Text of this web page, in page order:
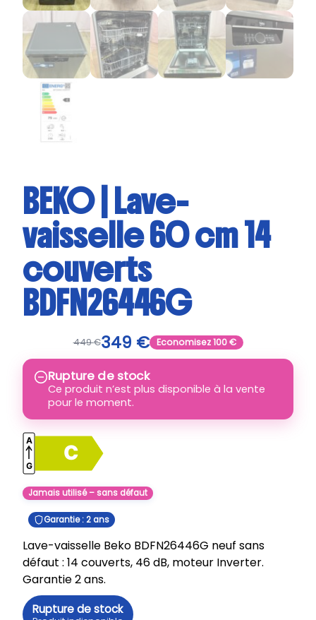
BEKO | Lave-
vaisselle 60 cm 14
couverts
BDFN26446G
449€349 € Economisez100€
Rupture de stock
Ce produit n’est plus disponible à la vente
pour le moment.
Jamais utilisé – sans défaut
Garantie : 2 ans
Lave-vaisselle Beko BDFN26446G neuf sans
défaut : 14 couverts, 46 dB, moteur Inverter.
Garantie 2 ans.
Rupture de stock